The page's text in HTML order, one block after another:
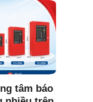
tâm báo